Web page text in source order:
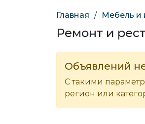
Главная / Мебель и
Ремонт и
Объявлений
С такими
регион или